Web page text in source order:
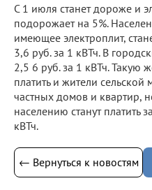
С 1 июля станет дороже и
подорожает на 5%.
имеющее электроплит,
3,6 руб. за 1 кВТч. В
2,5 6 руб. за 1 кВТч. Такую
платить и жители сельской
частных домов и квартир,
населению станут платить
кВТч.
← Вернуться к новостям